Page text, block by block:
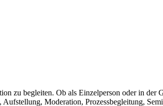
zu begleiten. Ob als Einzelperson oder in
Moderation, Prozessbegleitung,